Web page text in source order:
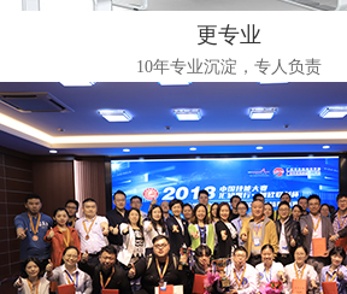
更专业
10年专业沉淀，专人负责